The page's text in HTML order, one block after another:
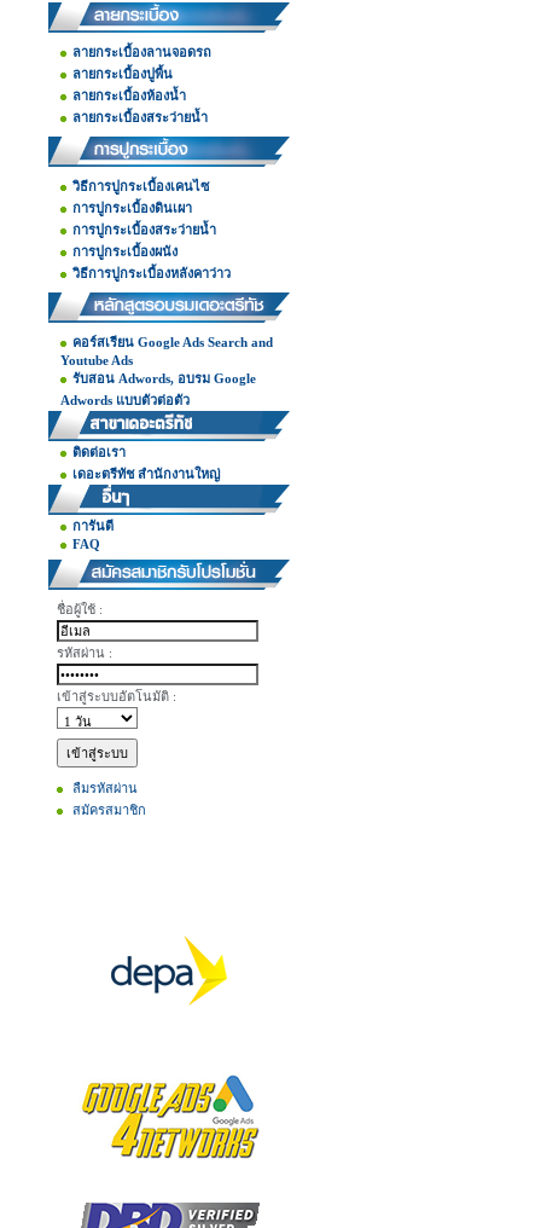
ลายกระเบื้องลานจอดรถ
ลายกระเบื้องปูพื้น
ลายกระเบื้องห้องน้ำ
ลายกระเบื้องสระว่ายน้ำ
วิธีการปูกระเบื้องเคนไซ
การปูกระเบื้องดินเผา
การปูกระเบื้องสระว่ายน้ำ
การปูกระเบื้องผนัง
วิธีการปูกระเบื้องหลังคาว่าว
คอร์สเรียน Google Ads Search and
Youtube Ads
รับสอน Adwords, อบรม Google
Adwords แบบตัวต่อตัว
ติดต่อเรา
เดอะตรีทัช สำนักงานใหญ่
การันตี
FAQ
ชื่อผู้ใช้ :
รหัสผ่าน :
เข้าสู่ระบบอัตโนมัติ :
ลืมรหัสผ่าน
สมัครสมาชิก